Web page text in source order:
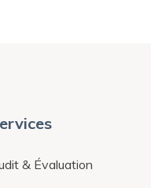
& Évaluation